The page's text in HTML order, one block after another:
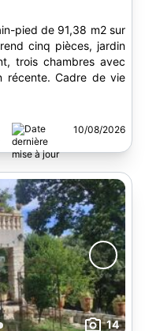
pied de 91,38 m2 sur
cinq pièces, jardin
trois chambres avec
récente. Cadre de vie
10/08/2026
14